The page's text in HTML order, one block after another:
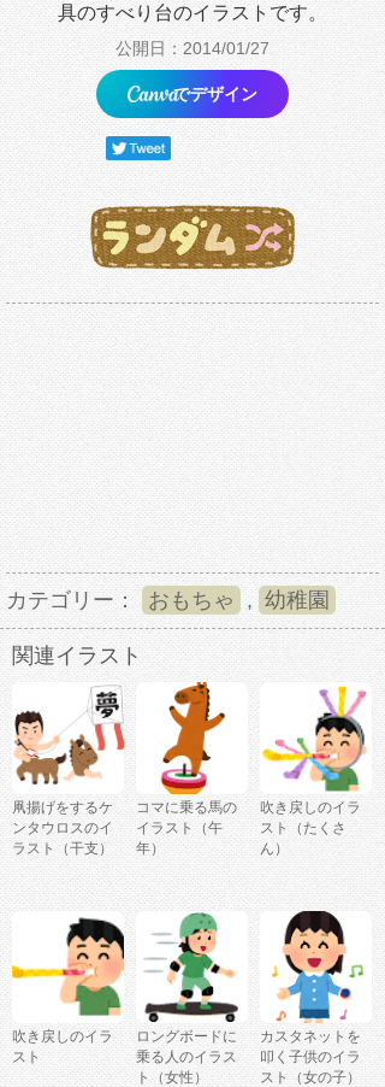
具のすべり台のイラストです。
公開日：2014/01/27
でデザイン
カテゴリー： おもちゃ , 幼稚園
関連イラスト
凧揚げをするケ
ンタウロスのイ
ラスト（干支）
コマに乗る馬の
イラスト（午
年）
吹き戻しのイラ
スト（たくさ
ん）
吹き戻しのイラ
スト
ロングボードに
乗る人のイラス
ト（女性）
カスタネットを
叩く子供のイラ
スト（女の子）